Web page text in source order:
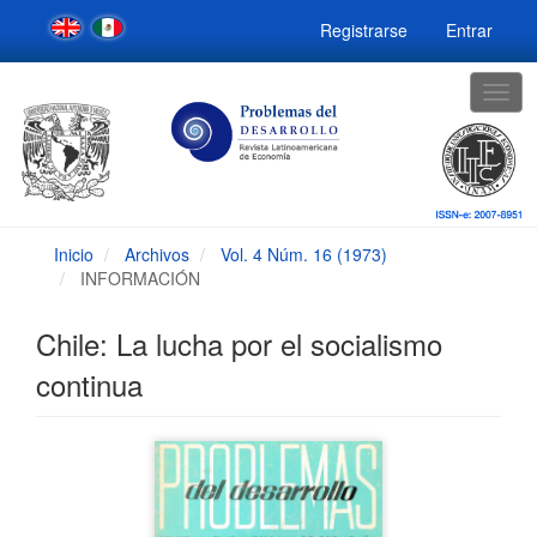
Navegación
principal
Contenido
Barra
lateral
Registrarse Entrar
Inicio Archivos
Vol. 4 Núm. 16 (1973)
INFORMACIÓN
Chile: La lucha por el socialismo
continua